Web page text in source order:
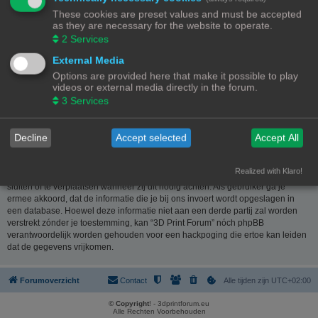
website www.phpbb.nl
. De phpBB-software maakt internetgebaseerde
discussies mogelijk. phpBB Limited is niet verantwoordelijk voor wat wordt
toegestaan of juist geweigerd als toelaatbare inhoud en/of gedrag. Meer
informatie over phpBB kun je vinden op
Nederlandstalige website
Je verklaart geen berichten te plaatsen die kwetsend, obsceen, vulgair,
lasterlijk, haatdragend, dreigend, seksueel georiënteerd of enig ander
materiaal bevat die de wetten van je eigen land, het land waar “3D Print
van dergelijke berichten kan ertoe leiden dat je met onmiddellijke ingang en
permanent wordt verbannen van dit forum. Tevens kan je provider worden
ingelicht. De IP-adressen van alle berichten worden opgeslagen om deze
Forum” het recht heeft om ieder onderwerp te verwijderen, te wijzigen, te
sluiten of te verplaatsen wanneer zij dit nodig achten. Als gebruiker ga je
ermee akkoord, dat de informatie die je bij ons invoert wordt opgeslagen in
een database. Hoewel deze informatie niet aan een derde partij zal worden
verstrekt zónder je toestemming, kan “3D Print Forum” nóch phpBB
verantwoordelijk worden gehouden voor een hackpoging die ertoe kan leiden
dat de gegevens vrijkomen.
Forumoverzicht Alle tijden zijn UTC+02:00
Contact
© Copyright! - 3dprintforum.eu
Alle Rechten Voorbehouden
These cookies are preset values and must be accepted
as they are necessary for the website to operate.
2 Services
External Media
Options are provided here that make it possible to play
videos or external media directly in the forum.
3 Services
Decline Accept selected Accept All
Realized with Klaro!